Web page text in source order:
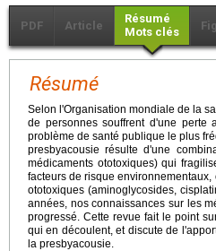
PDF Article
Résumé
Mots clés
Résumé
Selon l'Organisation mondiale de la
de personnes souffrent d'une
problème de santé publique le plus
presbyacousie résulte d'une
médicaments ototoxiques) qui
facteurs de risque
ototoxiques (aminoglycosides,
années, nos connaissances sur les
progressé. Cette revue fait le point
qui en découlent, et discute de
la presbyacousie.